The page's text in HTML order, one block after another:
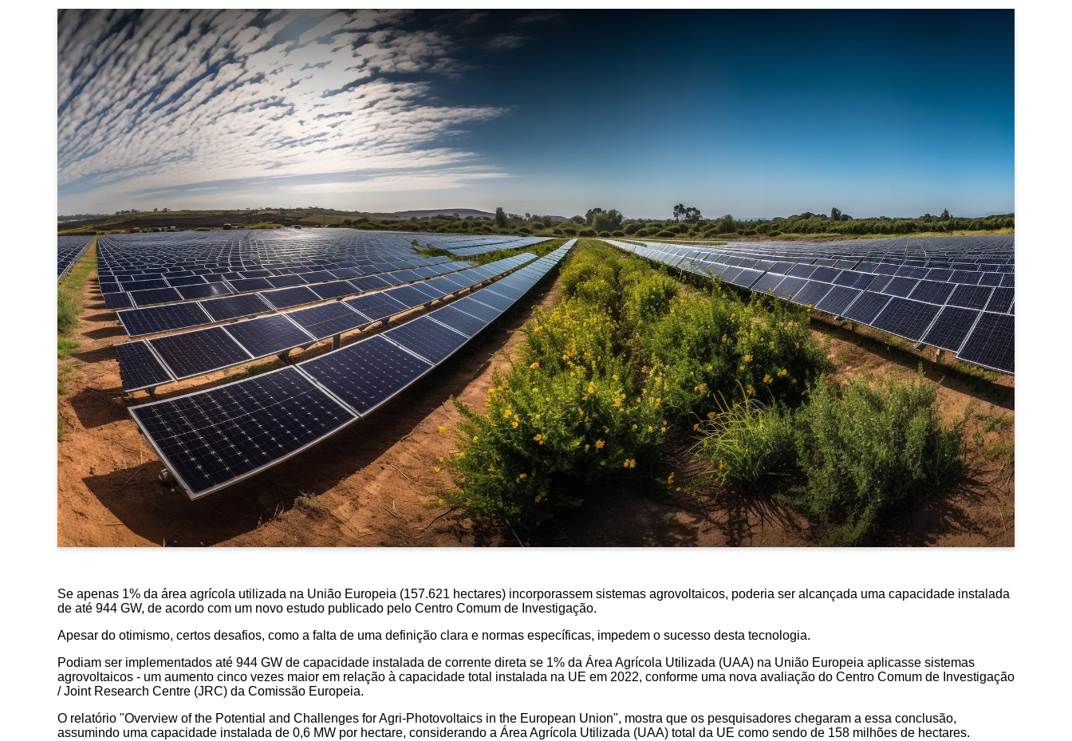
Se apenas 1% da área agrícola utilizada na União Europeia (157.621 hectares) incorporassem sistemas agrovoltaicos, poderia ser alcançada uma capacidade instalada
de até 944 GW, de acordo com um novo estudo publicado pelo Centro Comum de Investigação.
Apesar do otimismo, certos desafios, como a falta de uma definição clara e normas específicas, impedem o sucesso desta tecnologia.
Podiam ser implementados até 944 GW de capacidade instalada de corrente direta se 1% da Área Agrícola Utilizada (UAA) na União Europeia aplicasse sistemas
agrovoltaicos - um aumento cinco vezes maior em relação à capacidade total instalada na UE em 2022, conforme uma nova avaliação do Centro Comum de Investigação
/ Joint Research Centre (JRC) da Comissão Europeia.
O relatório "Overview of the Potential and Challenges for Agri-Photovoltaics in the European Union", mostra que os pesquisadores chegaram a essa conclusão,
assumindo uma capacidade instalada de 0,6 MW por hectare, considerando a Área Agrícola Utilizada (UAA) total da UE como sendo de 158 milhões de hectares.